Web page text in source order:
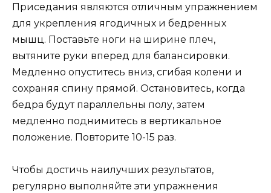
Приседания являются отличным упражнением
для укрепления ягодичных и бедренных
мышц. Поставьте ноги на ширине плеч,
вытяните руки вперед для балансировки.
Медленно опуститесь вниз, сгибая колени и
сохраняя спину прямой. Остановитесь, когда
бедра будут параллельны полу, затем
медленно поднимитесь в вертикальное
положение. Повторите 10-15 раз.
Чтобы достичь наилучших результатов,
регулярно выполняйте эти упражнения